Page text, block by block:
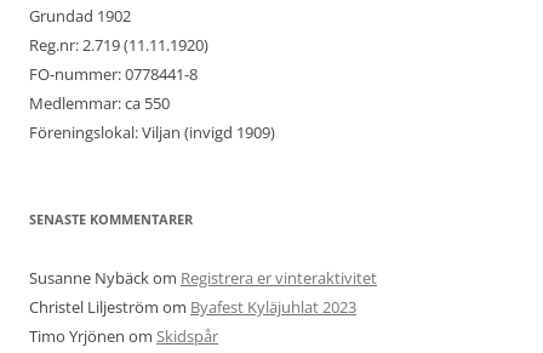
Grundad 1902
Reg.nr: 2.719 (11.11.1920)
FO-nummer: 0778441-8
Medlemmar: ca 550
Föreningslokal: Viljan (invigd 1909)
SENASTE KOMMENTARER
Susanne Nybäckom Registrera er vinteraktivitet
Christel Liljeström om Byafest Kyläjuhlat 2023
Timo Yrjönen om Skidspår